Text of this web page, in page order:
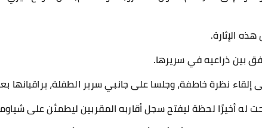
الإثارة.
بين ذراعيه في سريرها.
نظرة خاطفة، وجلسا على جانبي سرير الطفلة، يراقبانها
له أخيرًا لحظة ليفتح سجل أقاربه المقربين ليطمئن على